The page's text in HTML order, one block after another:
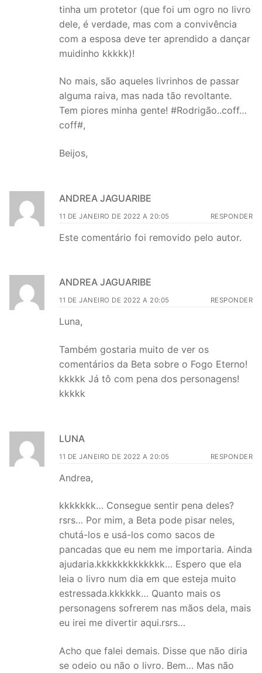
tinha um protetor (que foi um ogro no livro
dele, é verdade, mas com a convivência
com a esposa deve ter aprendido a dançar
muidinho kkkkk)!
No mais, são aqueles livrinhos de passar
alguma raiva, mas nada tão revoltante.
Tem piores minha gente! #Rodrigão..coff…
coff#,
Beijos,
ANDREA JAGUARIBE
11 DE JANEIRO DE 2022 A 20:05 RESPONDER
Este comentário foi removido pelo autor.
ANDREA JAGUARIBE
11 DE JANEIRO DE 2022 A 20:05 RESPONDER
Luna,
Também gostaria muito de ver os
comentários da Beta sobre o Fogo Eterno!
kkkkk Já tô com pena dos personagens!
kkkkk
LUNA
11 DE JANEIRO DE 2022 A 20:05 RESPONDER
Andrea,
kkkkkkk… Consegue sentir pena deles?
rsrs… Por mim, a Beta pode pisar neles,
chutá-los e usá-los como sacos de
pancadas que eu nem me importaria. Ainda
ajudaria.kkkkkkkkkkkkk… Espero que ela
leia o livro num dia em que esteja muito
estressada.kkkkkk… Quanto mais os
personagens sofrerem nas mãos dela, mais
eu irei me divertir aqui.rsrs…
Acho que falei demais. Disse que não diria
se odeio ou não o livro. Bem… Mas não